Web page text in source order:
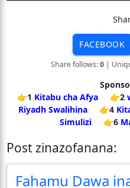
FACEBOOK
Share follows:0|
👉1 Kitabu cha Afya 👉2
Riyadh Swalihina
👉4
Simulizi
👉6
Post zinazofanana:
Fahamu Dawa